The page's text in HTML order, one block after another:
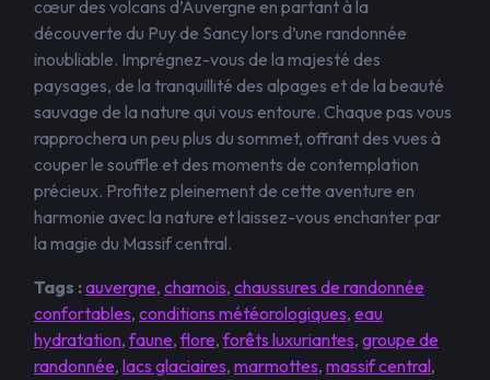
cœur des volcans d’Auvergne en partant à la
découverte du Puy de Sancy lors d’une randonnée
inoubliable. Imprégnez-vous de la majesté des
paysages, de la tranquillité des alpages et de la beauté
sauvage de la nature qui vous entoure. Chaque pas vous
rapprochera un peu plus du sommet, offrant des vues à
couper le souffle et des moments de contemplation
précieux. Profitez pleinement de cette aventure en
harmonie avec la nature et laissez-vous enchanter par
la magie du Massif central.
Tags :auvergne, chamois, chaussures de randonnée
confortables, conditions météorologiques, eau
hydratation,faune,flore,forêts luxuriantes, groupe de
randonnée, lacs glaciaires, marmottes, massif central,